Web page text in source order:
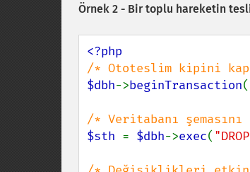
Örnek 2 - Bir toplu hareketin
$dbh->beginTransaction
$sth = $dbh->exec(